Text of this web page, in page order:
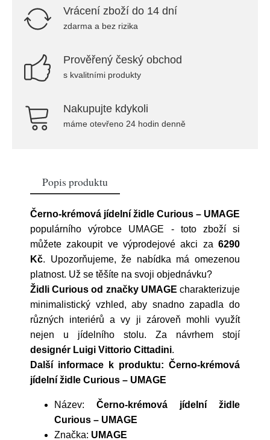
Vrácení zboží do 14 dní
zdarma a bez rizika
Prověřený český obchod
s kvalitními produkty
Nakupujte kdykoli
máme otevřeno 24 hodin denně
Popis produktu
Černo-krémová jídelní židle Curious – UMAGE
populárního výrobce UMAGE - toto zboží si
můžete zakoupit ve výprodejové akci za 6290
Kč. Upozorňujeme, že nabídka má omezenou
platnost. Už se těšíte na svoji objednávku?
Židli Curious od značky UMAGE charakterizuje
minimalistický vzhled, aby snadno zapadla do
různých interiérů a vy ji zároveň mohli využít
nejen u jídelního stolu. Za návrhem stojí
designér Luigi Vittorio Cittadini.
Další informace k produktu: Černo-krémová
jídelní židle Curious – UMAGE
Název: Černo-krémová jídelní židle
Curious – UMAGE
Značka: UMAGE